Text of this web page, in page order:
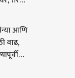
आणि
वाढ,